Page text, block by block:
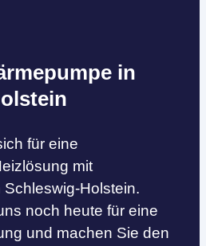
in
für eine
mit
Holstein.
noch heute für eine
und machen Sie den